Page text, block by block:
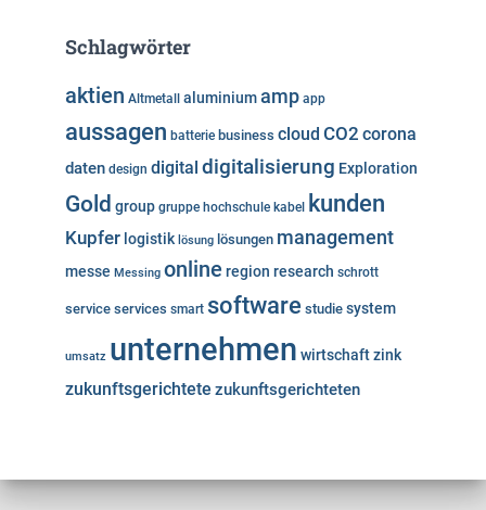
Schlagwörter
aktien Altmetall aluminiumamp app
aussagen batterie business cloud CO2 corona
daten design digital digitalisierung Exploration
Gold group gruppe hochschule kabel kunden
Kupfer logistik lösung lösungen management
messe Messing online region research schrott
service services smart software studie system
umsatz unternehmen wirtschaftzink
zukunftsgerichtete zukunftsgerichteten